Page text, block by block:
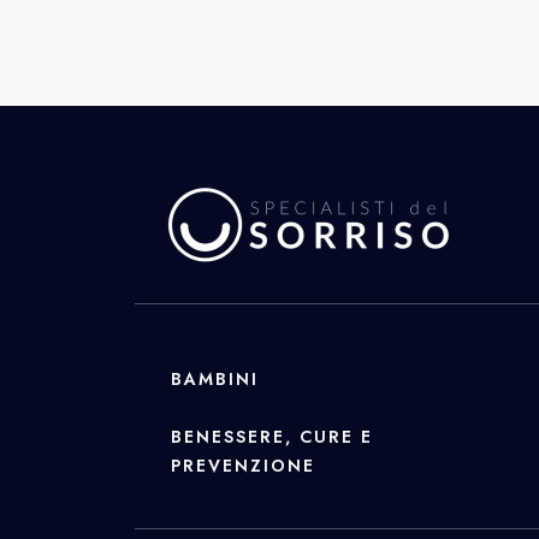
BAMBINI
BENESSERE, CURE E
PREVENZIONE